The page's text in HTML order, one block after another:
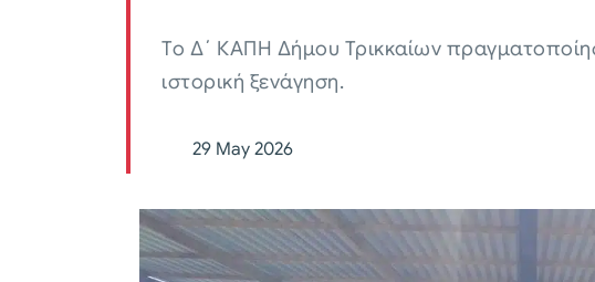
Το Δ΄ ΚΑΠΗ Δήμου Τρικκαίων
ιστορική ξενάγηση.
29 May 2026